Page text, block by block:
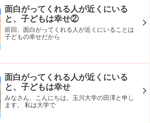
面白がってくれる人が近くにいる
と、子どもは幸せ②
前回、面白がってくれる人が近くにいることは
子どもの幸せだから
面白がってくれる人が近くにいる
と、子どもは幸せ
みなさん、こんにちは。玉川大学の田澤と申し
ます。 私は大学で